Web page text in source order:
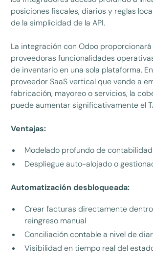
posiciones fiscales, diarios y reglas
de la simplicidad de la API.
La integración con Odoo
proveedoras funcionalidades
de inventario en una sola plataforma.
proveedor SaaS vertical que vende a
fabricación, mayoreo o servicios, la
puede aumentar significativamente el
Ventajas:
Modelado profundo de
Despliegue auto-alojado o
Automatización desbloqueada:
Crear facturas directamente dentro
reingreso manual
Conciliación contable a nivel de
Visibilidad en tiempo real del